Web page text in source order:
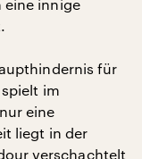
eine innige
für
spielt im
eine
liegt in der
verschachtelt